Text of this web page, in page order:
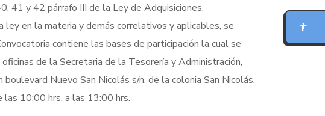
41 y 42 párrafo III de la Ley de Adquisiciones,
en la materia y demás correlativos y aplicables, se
contiene las bases de participación la cual se
de la Secretaria de la Tesorería y Administración,
Nuevo San Nicolás s/n, de la colonia San Nicolás,
10:00 hrs. a las 13:00 hrs.
LECTURA PARA DISLEXIA
BIONIC READING
REGLA DE LECTURA